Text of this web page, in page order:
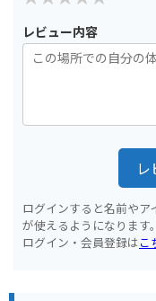
レビュー内容
ログインすると名前や
が使えるようになります。
ログイン・会員登録はこ